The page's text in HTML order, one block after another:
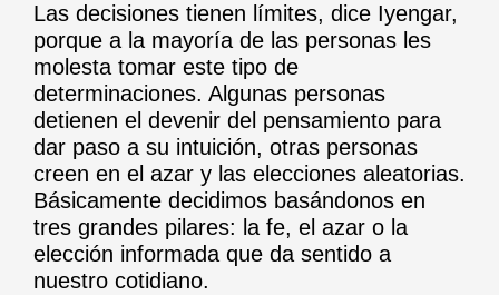
Las decisiones tienen límites, dice Iyengar,
porque a la mayoría de las personas les
molesta tomar este tipo de
determinaciones. Algunas personas
detienen el devenir del pensamiento para
dar paso a su intuición, otras personas
creen en el azar y las elecciones aleatorias.
Básicamente decidimos basándonos en
tres grandes pilares: la fe, el azar o la
elección informada que da sentido a
nuestro cotidiano.